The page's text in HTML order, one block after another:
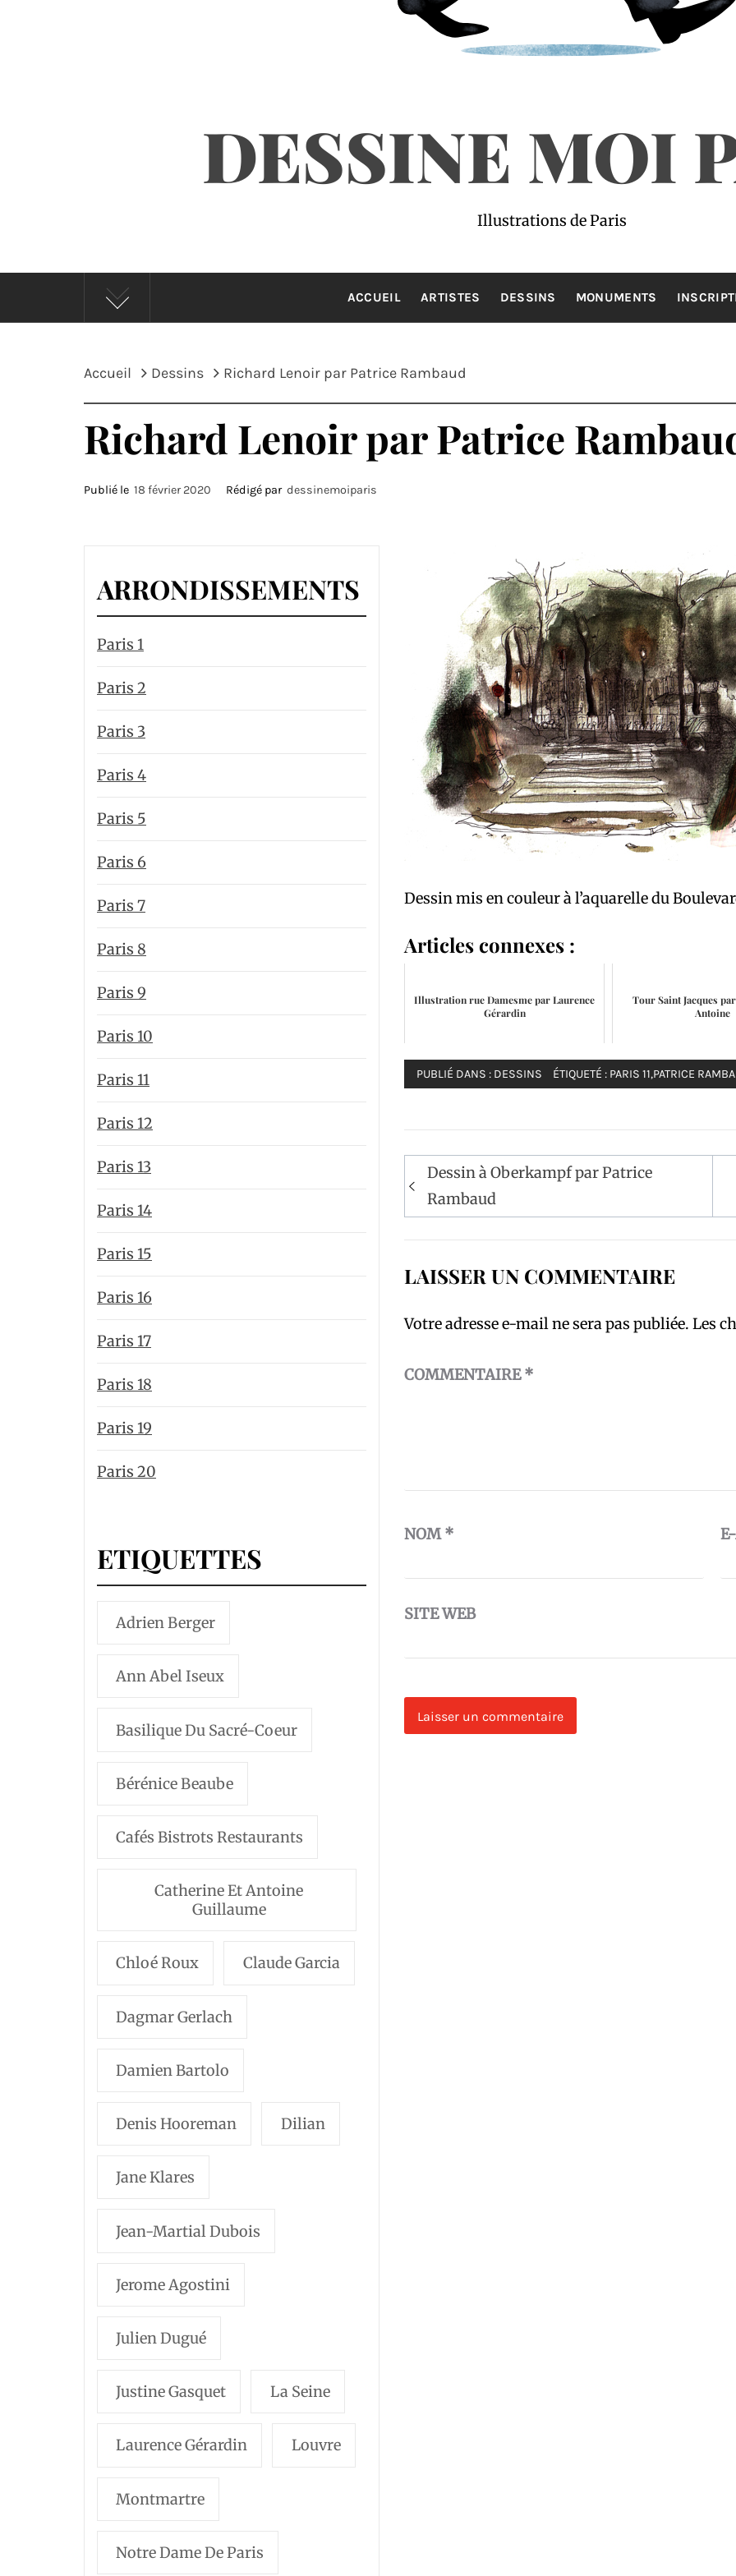
DESSINE MOI
Illustrations de Paris
ACCUEIL ARTISTES DESSINS MONUMENTS
Accueil Dessins Richard Lenoir par Patrice Rambaud
Richard Lenoir par Patrice
Publié le 18 février 2020 Rédigé par dessinemoiparis
Dessin mis en couleur à l’aquarelle du
Articles connexes :
Illustration rue Damesme par Laurence
Gérardin
Tour Saint Jacques
Antoine
PUBLIÉ DANS : DESSINS ÉTIQUETÉ : PARIS 11,PATRICE
Navigation
de
l’article
Dessin à Oberkampf par Patrice
Rambaud
LAISSER UN COMMENTAIRE
Votre adresse e-mail ne sera pas publiée. Les
COMMENTAIRE*
NOM*
SITE WEB
ARRONDISSEMENTS
Paris 1
Paris 2
Paris 3
Paris 4
Paris 5
Paris 6
Paris 7
Paris 8
Paris 9
Paris 10
Paris 11
Paris 12
Paris 13
Paris 14
Paris 15
Paris 16
Paris 17
Paris 18
Paris 19
Paris 20
ETIQUETTES
Adrien Berger
Ann Abel Iseux
Basilique Du Sacré-Coeur
Bérénice Beaube
Cafés Bistrots Restaurants
Catherine Et Antoine
Guillaume
Chloé Roux Claude Garcia
Dagmar Gerlach
Damien Bartolo
Denis Hooreman Dilian
Jane Klares
Jean-Martial Dubois
Jerome Agostini
Julien Dugué
Justine Gasquet La Seine
Laurence Gérardin Louvre
Montmartre
Notre Dame De Paris